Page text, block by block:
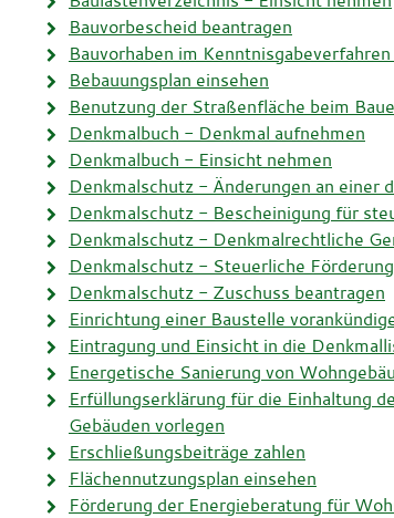
Bauvorbescheid beantragen
Bauvorhaben im
Bebauungsplan einsehen
Benutzung der Straßenfläche beim
Denkmalbuch - Denkmal aufnehmen
Denkmalbuch - Einsicht nehmen
Denkmalschutz - Änderungen an einer
Denkmalschutz - Bescheinigung für
Denkmalschutz - Denkmalrechtliche
Denkmalschutz - Steuerliche
Denkmalschutz - Zuschuss beantragen
Einrichtung einer Baustelle
Eintragung und Einsicht in die
Energetische Sanierung von
Erfüllungserklärung für die Einhaltung
Gebäuden vorlegen
Erschließungsbeiträge zahlen
Flächennutzungsplan einsehen
Förderung der Energieberatung für